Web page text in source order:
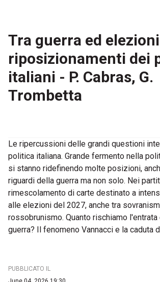
Tra guerra ed
riposizionamenti dei
italiani - P. Cabras, G.
Trombetta
Le ripercussioni delle grandi questioni
politica italiana. Grande fermento nella
si stanno ridefinendo molte posizioni,
riguardi della guerra ma non solo. Nei
rimescolamento di carte destinato a
alle elezioni del 2027, anche tra
rossobrunismo. Quanto rischiamo
guerra? Il fenomeno Vannacci e la caduta
PUBBLICATO IL